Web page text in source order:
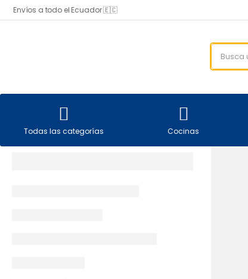
Envíos a todo el Ecuador 🇪🇨
Todas las categorías Cocinas